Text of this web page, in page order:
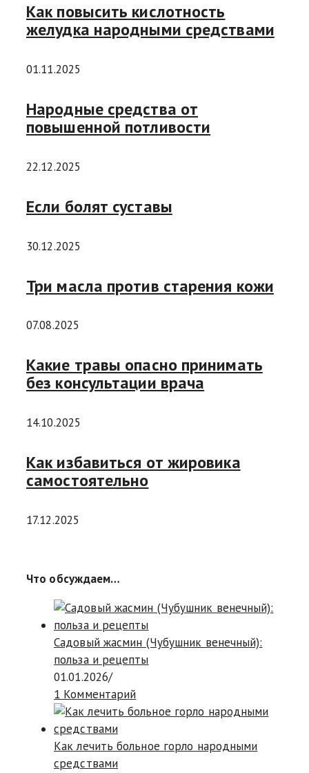
Как повысить кислотность
желудка народными средствами
01.11.2025
Народные средства от
повышенной потливости
22.12.2025
Если болят суставы
30.12.2025
Три масла против старения кожи
07.08.2025
Какие травы опасно принимать
без консультации врача
14.10.2025
Как избавиться от жировика
самостоятельно
17.12.2025
Что обсуждаем…
Садовый жасмин (Чубушник венечный):
польза и рецепты
01.01.2026/
1 Комментарий
Как лечить больное горло народными
средствами